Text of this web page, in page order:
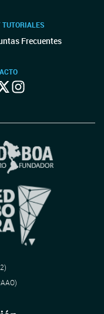
TUTORIALES
Frecuentes